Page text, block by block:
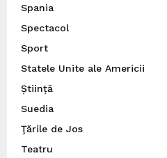
Spania
Spectacol
Sport
Statele Unite ale Americii
Știință
Suedia
Ţările de Jos
Teatru